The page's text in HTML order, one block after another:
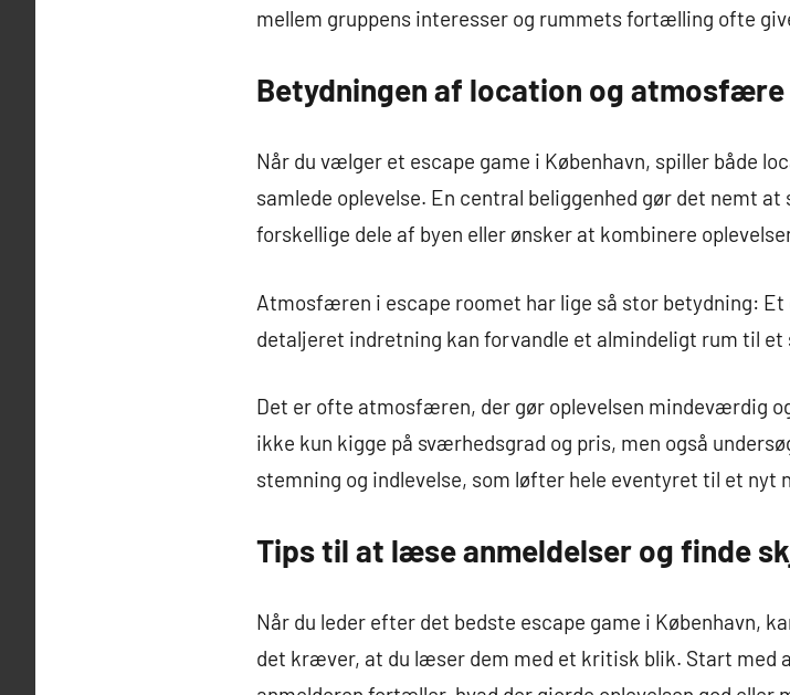
mellem gruppens interesser og rummets fortælling ofte
Betydningen af location og atmosfære
Når du vælger et escape game i København, spiller både
samlede oplevelse. En central beliggenhed gør det nemt
forskellige dele af byen eller ønsker at kombinere
Atmosfæren i escape roomet har lige så stor betydning:
detaljeret indretning kan forvandle et almindeligt rum til
Det er ofte atmosfæren, der gør oplevelsen mindeværdig
ikke kun kigge på sværhedsgrad og pris, men også
stemning og indlevelse, som løfter hele eventyret til et nyt
Tips til at læse anmeldelser og finde
Når du leder efter det bedste escape game i København,
det kræver, at du læser dem med et kritisk blik. Start med